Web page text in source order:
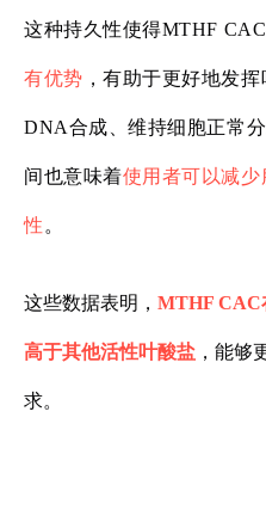
这种持久性使得MTHF
有优势 ，有助于更好地发
DNA合成、维持细胞正常
间也意味着使用者可以减少
性 。
这些数据表明， MTHF CAC
高于其他活性叶酸盐 ，能够
求。